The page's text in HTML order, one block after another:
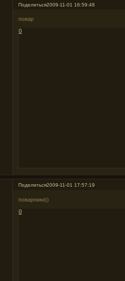
Поделиться2009-11-01 16:59:48
пожар
0
Поделиться2009-11-01 17:57:19
пожарники))
0